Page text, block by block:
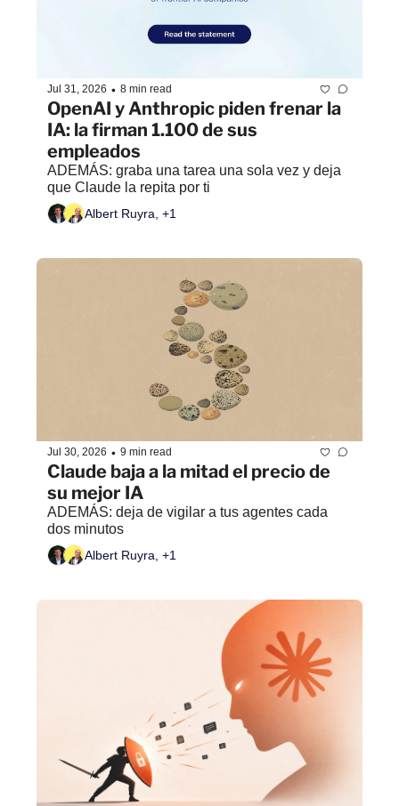
Jul 31, 2026 • 8 min read
OpenAI y Anthropic piden frenar la
IA: la firman 1.100 de sus
empleados
ADEMÁS: graba una tarea una sola vez y deja
que Claude la repita por ti
Albert Ruyra, +1
Jul 30, 2026 • 9 min read
Claude baja a la mitad el precio de
su mejor IA
ADEMÁS: deja de vigilar a tus agentes cada
dos minutos
Albert Ruyra, +1